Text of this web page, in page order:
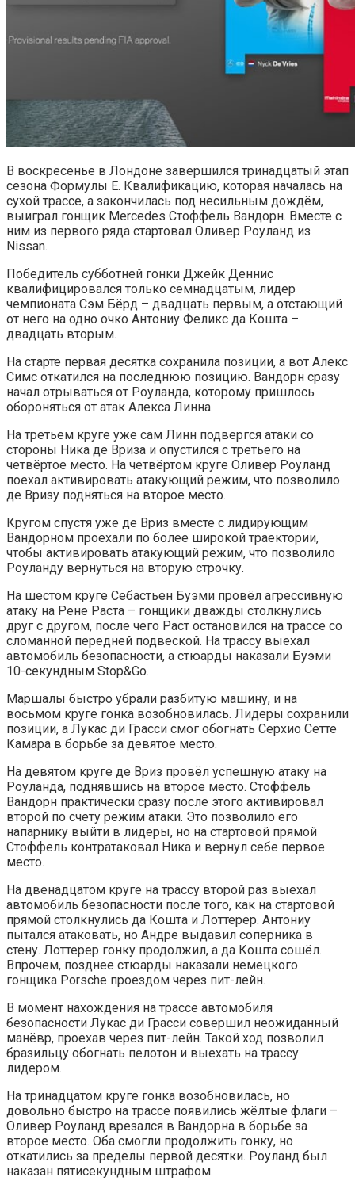
В воскресенье в Лондоне завершился тринадцатый этап
сезона Формулы Е. Квалификацию, которая началась на
сухой трассе, а закончилась под несильным дождём,
выиграл гонщик Mercedes Стоффель Вандорн. Вместе с
ним из первого ряда стартовал Оливер Роуланд из
Nissan.
Победитель субботней гонки Джейк Деннис
квалифицировался только семнадцатым, лидер
чемпионата Сэм Бёрд – двадцать первым, а отстающий
от него на одно очко Антониу Феликс да Кошта –
двадцать вторым.
На старте первая десятка сохранила позиции, а вот Алекс
Симс откатился на последнюю позицию. Вандорн сразу
начал отрываться от Роуланда, которому пришлось
обороняться от атак Алекса Линна.
На третьем круге уже сам Линн подвергся атаки со
стороны Ника де Вриза и опустился с третьего на
четвёртое место. На четвёртом круге Оливер Роуланд
поехал активировать атакующий режим, что позволило
де Вризу подняться на второе место.
Кругом спустя уже де Вриз вместе с лидирующим
Вандорном проехали по более широкой траектории,
чтобы активировать атакующий режим, что позволило
Роуланду вернуться на вторую строчку.
На шестом круге Себастьен Буэми провёл агрессивную
атаку на Рене Раста – гонщики дважды столкнулись
друг с другом, после чего Раст остановился на трассе со
сломанной передней подвеской. На трассу выехал
автомобиль безопасности, а стюарды наказали Буэми
10-секундным Stop&Go.
Маршалы быстро убрали разбитую машину, и на
восьмом круге гонка возобновилась. Лидеры сохранили
позиции, а Лукас ди Грасси смог обогнать Серхио Сетте
Камара в борьбе за девятое место.
На девятом круге де Вриз провёл успешную атаку на
Роуланда, поднявшись на второе место. Стоффель
Вандорн практически сразу после этого активировал
второй по счету режим атаки. Это позволило его
напарнику выйти в лидеры, но на стартовой прямой
Стоффель контратаковал Ника и вернул себе первое
место.
На двенадцатом круге на трассу второй раз выехал
автомобиль безопасности после того, как на стартовой
прямой столкнулись да Кошта и Лоттерер. Антониу
пытался атаковать, но Андре выдавил соперника в
стену. Лоттерер гонку продолжил, а да Кошта сошёл.
Впрочем, позднее стюарды наказали немецкого
гонщика Porsche проездом через пит-лейн.
В момент нахождения на трассе автомобиля
безопасности Лукас ди Грасси совершил неожиданный
манёвр, проехав через пит-лейн. Такой ход позволил
бразильцу обогнать пелотон и выехать на трассу
лидером.
На тринадцатом круге гонка возобновилась, но
довольно быстро на трассе появились жёлтые флаги –
Оливер Роуланд врезался в Вандорна в борьбе за
второе место. Оба смогли продолжить гонку, но
откатились за пределы первой десятки. Роуланд был
наказан пятисекундным штрафом.